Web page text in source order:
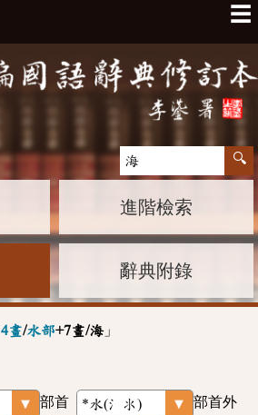
☰
進階檢索
辭典附錄
4畫/水部+7畫/海」
部首
部首外